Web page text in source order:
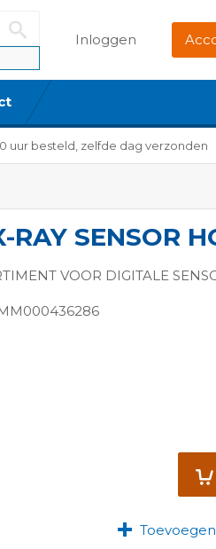
Inloggen
uur besteld, zelfde dag verzonden
RAY SENSOR
VOOR DIGITALE